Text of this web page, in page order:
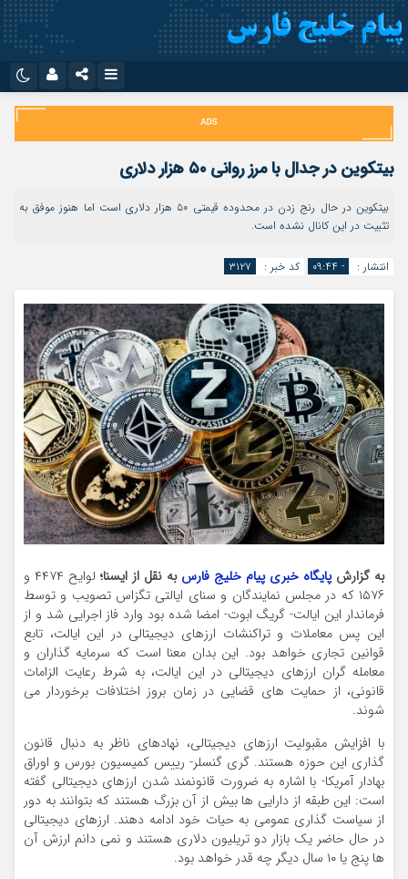
اینستاگرام
تلگرام
سروش
ایتا
اپلیکیشن
نام کاربری یا نشانی ایمیل
رمز عبور
بیتکوین در جدال با مرز روانی ۵۰ هزار دلاری
بیتکوین در حال رنج زدن در محدوده قیمتی ۵۰ هزار دلاری است اما هنوز موفق به
تثبیت در این کانال نشده است.
انتشار : - ۰۹:۴۴ کد خبر : ۳۱۲۷
به گزارشپایگاه خبری پیام خلیج فارس به نقل از ایسنا؛
لوایح ۴۴۷۴ و
۱۵۷۶ که در مجلس نمایندگان و سنای ایالتی تگزاس تصویب و توسط
فرماندار این ایالت- گریگ ابوت- امضا شده بود وارد فاز اجرایی شد و از
این پس معاملات و تراکنشات ارزهای دیجیتالی در این ایالت، تابع
قوانین تجاری خواهد بود. این بدان معنا است که سرمایه گذاران و
معامله گران ارزهای دیجیتالی در این ایالت، به شرط رعایت الزامات
قانونی، از حمایت های قضایی در زمان بروز اختلافات برخوردار می
شوند.
با افزایش مقبولیت ارزهای دیجیتالی، نهادهای ناظر به دنبال قانون
گذاری این حوزه هستند. گری گنسلر- رییس کمیسیون بورس و اوراق
بهادار آمریکا- با اشاره به ضرورت قانونمند شدن ارزهای دیجیتالی گفته
است: این طبقه از دارایی ها بیش از آن بزرگ هستند که بتوانند به دور
از سیاست گذاری عمومی به حیات خود ادامه دهند. ارزهای دیجیتالی
در حال حاضر یک بازار دو تریلیون دلاری هستند و نمی دانم ارزش آن
ها پنج یا ۱۰ سال دیگر چه قدر خواهد بود.